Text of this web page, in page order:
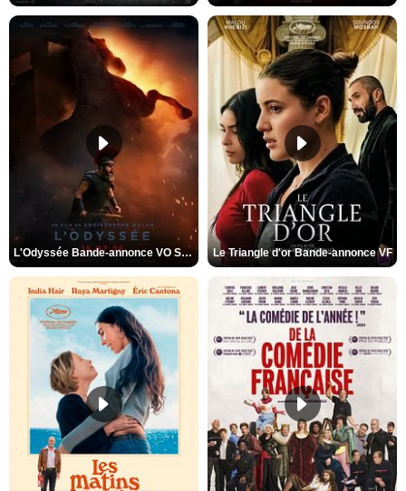
L'Odyssée Bande-annonce VO STFR Le Triangle d'or Bande-annonce VF